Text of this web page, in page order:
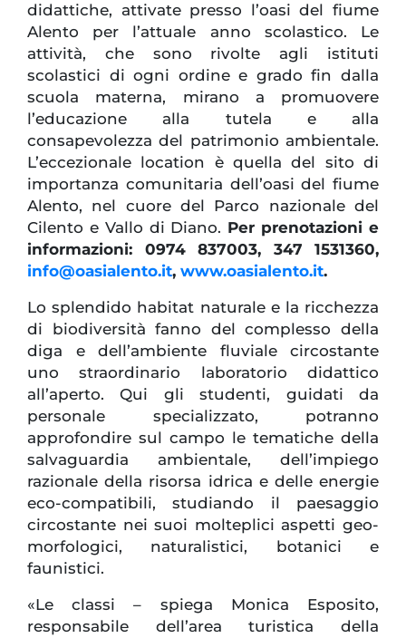
didattiche, attivate presso l’oasi del fiume
Alento per l’attuale anno scolastico. Le
attività, che sono rivolte agli istituti
scolastici di ogni ordine e grado fin dalla
scuola materna, mirano a promuovere
l’educazione alla tutela e alla
consapevolezza del patrimonio ambientale.
L’eccezionale location è quella del sito di
importanza comunitaria dell’oasi del fiume
Alento, nel cuore del Parco nazionale del
Cilento e Vallo di Diano. Per prenotazioni e
informazioni: 0974 837003, 347 1531360,
info@oasialento.it, www.oasialento.it.
Lo splendido habitat naturale e la ricchezza
di biodiversità fanno del complesso della
diga e dell’ambiente fluviale circostante
uno straordinario laboratorio didattico
all’aperto. Qui gli studenti, guidati da
personale specializzato, potranno
approfondire sul campo le tematiche della
salvaguardia ambientale, dell’impiego
razionale della risorsa idrica e delle energie
eco-compatibili, studiando il paesaggio
circostante nei suoi molteplici aspetti geo-
morfologici, naturalistici, botanici e
faunistici.
«Le classi – spiega Monica Esposito,
responsabile dell’area turistica della